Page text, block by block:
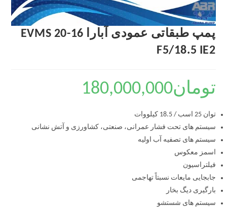
پمپ طبقاتی عمودی آبارا EVMS 20-16
F5/18.5 IE2
تومان180,000,000
توان 25 اسب / 18.5 کیلووات
سیستم های تحت فشار عمرانی، صنعتی، کشاورزی و آتش نشانی
سیستم های تصفیه آب اولیه
اسمز معکوس
فیلتراسیون
جابجایی مایعات نسبتاً تهاجمی
بارگیری دیگ بخار
سیستم های شستشو